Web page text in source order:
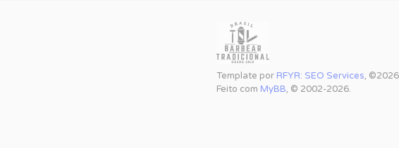
Template por RFYR: SEO Services, ©2026
Feito com MyBB, © 2002-2026.